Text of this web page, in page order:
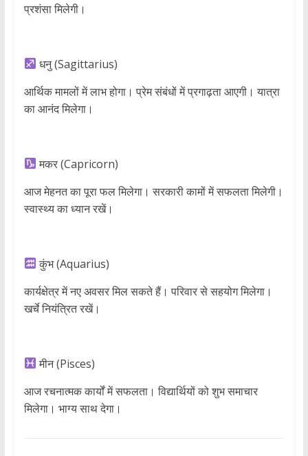
प्रशंसा मिलेगी।
धनु (Sagittarius)
आर्थिक मामलों में लाभ होगा। प्रेम संबंधों में प्रगाढ़ता आएगी। यात्रा
का आनंद मिलेगा।
मकर (Capricorn)
आज मेहनत का पूरा फल मिलेगा। सरकारी कामों में सफलता मिलेगी।
स्वास्थ्य का ध्यान रखें।
कुंभ (Aquarius)
कार्यक्षेत्र में नए अवसर मिल सकते हैं। परिवार से सहयोग मिलेगा।
खर्चे नियंत्रित रखें।
मीन (Pisces)
आज रचनात्मक कार्यों में सफलता। विद्यार्थियों को शुभ समाचार
मिलेगा। भाग्य साथ देगा।